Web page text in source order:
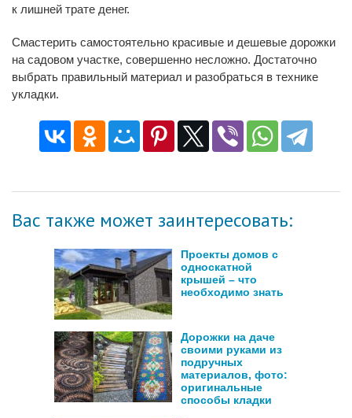
к лишней трате денег.
Смастерить самостоятельно красивые и дешевые дорожки
на садовом участке, совершенно несложно. Достаточно
выбрать правильный материал и разобраться в технике
укладки.
Вас также может заинтересовать:
Проекты домов с
односкатной
крышей – что
необходимо знать
Дорожки на даче
своими руками из
подручных
материалов, фото:
оригинальные
способы кладки